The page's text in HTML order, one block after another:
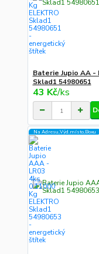
Baterie Jupio AA -
Sklad1 54980651
43 Kč/ks
Na Adresu,Výd.místo,Boxu